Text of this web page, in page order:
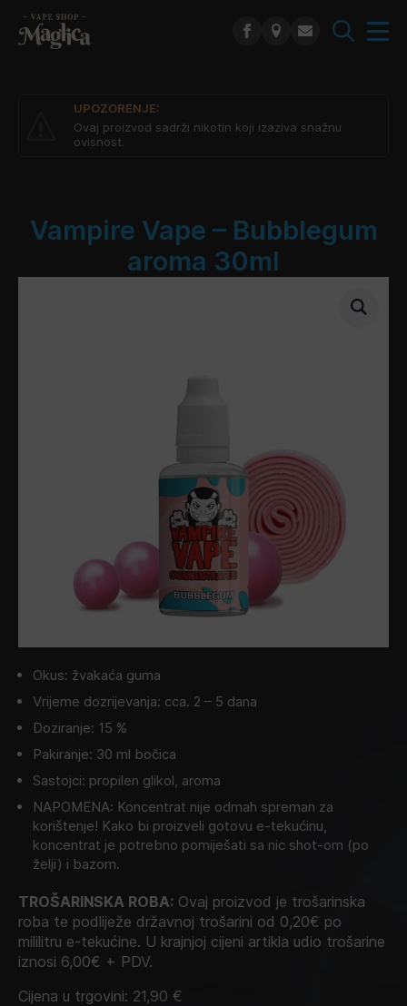
UPOZORENJE:
Ovaj proizvod sadrži nikotin koji izaziva snažnu
ovisnost.
Vampire Vape – Bubblegum
aroma 30ml
Okus: žvakaća guma
Vrijeme dozrijevanja: cca. 2 – 5 dana
Doziranje: 15 %
Pakiranje: 30 ml bočica
Sastojci: propilen glikol, aroma
NAPOMENA: Koncentrat nije odmah spreman za
korištenje! Kako bi proizveli gotovu e-tekućinu,
koncentrat je potrebno pomiješati sa nic shot-om (po
želji) i bazom.
TROŠARINSKA ROBA: Ovaj proizvod je trošarinska
roba te podliježe državnoj trošarini od 0,20€ po
mililitru e-tekućine. U krajnjoj cijeni artikla udio trošarine
iznosi 6,00€ + PDV.
Cijena u trgovini: 21,90 €